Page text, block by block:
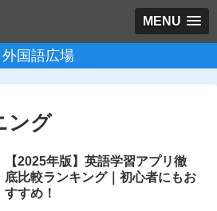
MENU
外国語広場
ング
【2025年版】英語学習アプリ徹
底比較ランキング｜初心者にもお
すすめ！